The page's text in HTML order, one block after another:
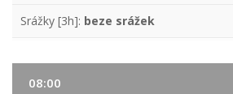
Srážky [3h]: beze srážek
08:00